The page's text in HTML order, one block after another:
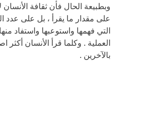
وبطبيعة الحال فأن ثقافة الأنسان
على مقدار ما يقرأ ، بل على عدد
التي فهمها واستوعبها واستفاد
العملية . وكلما قرأ الأنسان أكثر
بالآخرين .